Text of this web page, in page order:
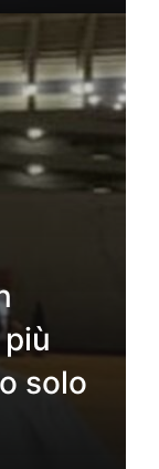
solo